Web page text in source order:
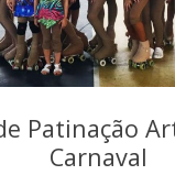
Patinação
Carnaval